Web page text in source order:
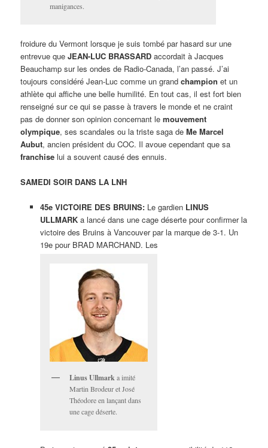
manigances.
froidure du Vermont lorsque je suis tombé par hasard sur une
entrevue queJEAN-LUC BRASSARD accordait à Jacques
Beauchamp sur les ondes de Radio-Canada, l’an passé. J’ai
toujours considéré Jean-Luc comme un grandchampion et un
athlète qui affiche une belle humilité. En tout cas, il est fort bien
renseigné sur ce qui se passe à travers le monde et ne craint
pas de donner son opinion concernant lemouvement
olympique, ses scandales ou la triste saga deMe Marcel
Aubut, ancien président du COC. Il avoue cependant que sa
franchise lui a souvent causé des ennuis.
SAMEDI SOIR DANS LA LNH
45e VICTOIRE DES BRUINS: Le gardien LINUS
ULLMARKa lancé dans une cage déserte pour confirmer la
victoire des Bruins à Vancouver par la marque de 3-1. Un
19e pour BRAD MARCHAND. Les
Linus Ullmarka imité
Martin Brodeur et José
Théodore en lançant dans
une cage déserte.